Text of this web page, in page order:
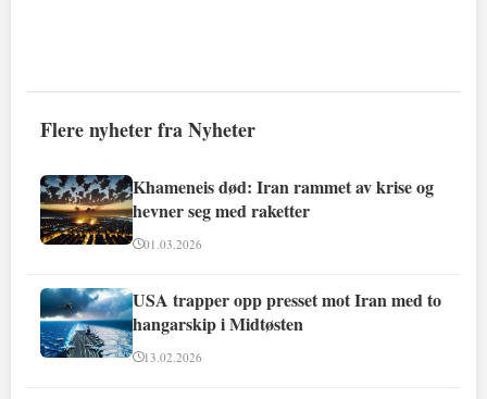
Flere nyheter fra Nyheter
Khameneis død: Iran rammet av krise og
hevner seg med raketter
01.03.2026
USA trapper opp presset mot Iran med to
hangarskip i Midtøsten
13.02.2026